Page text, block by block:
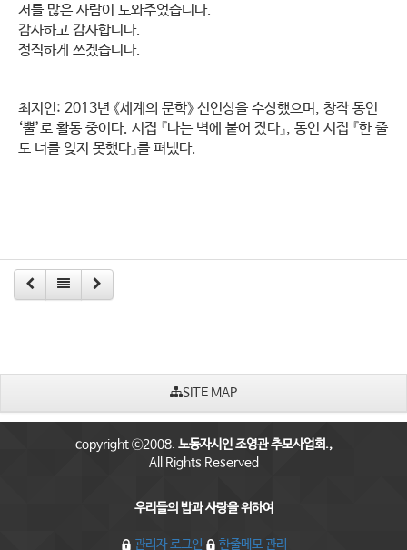
저를 많은 사람이 도와주었습니다.
감사하고 감사합니다.
정직하게 쓰겠습니다.
최지인: 2013년 《세계의 문학》 신인상을 수상했으며, 창작 동인
‘뿔’로 활동 중이다. 시집 『나는 벽에 붙어 잤다』, 동인 시집 『한 줄
도 너를 잊지 못했다』를 펴냈다.​
SITE MAP
copyright ⓒ2008. 노동자시인 조영관 추모사업회.,
All Rights Reserved
우리들의 밥과 사랑을 위하여
관리자 로그인 한줄메모 관리